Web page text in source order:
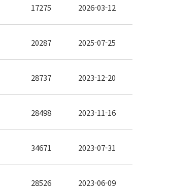
17275 2026-03-12
20287 2025-07-25
28737 2023-12-20
28498 2023-11-16
34671 2023-07-31
28526 2023-06-09